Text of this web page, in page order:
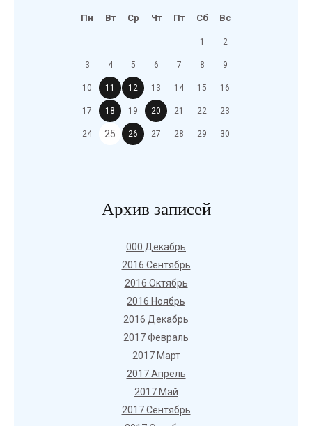
Пн Вт Ср Чт Пт Сб Вс
1 2
3 4 5 6 7 8 9
10 11 12 13 14 15 16
17 18 19 20 21 22 23
24 25 26 27 28 29 30
Архив записей
000 Декабрь
2016 Сентябрь
2016 Октябрь
2016 Ноябрь
2016 Декабрь
2017 Февраль
2017 Март
2017 Апрель
2017 Май
2017 Сентябрь